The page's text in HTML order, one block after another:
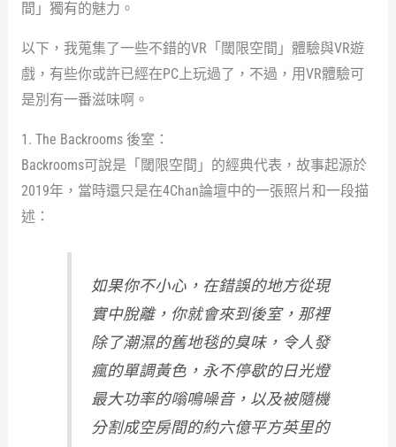
間」獨有的魅力。
以下，我蒐集了一些不錯的VR「閾限空間」體驗與VR遊
戲，有些你或許已經在PC上玩過了，不過，用VR體驗可
是別有一番滋味啊。
1. The Backrooms 後室：
Backrooms可說是「閾限空間」的經典代表，故事起源於
2019年，當時還只是在4Chan論壇中的一張照片和一段描
述：
如果你不小心，在錯誤的地方從現
實中脫離，你就會來到後室，那裡
除了潮濕的舊地毯的臭味，令人發
瘋的單調黃色，永不停歇的日光燈
最大功率的嗡鳴噪音，以及被隨機
分割成空房間的約六億平方英里的